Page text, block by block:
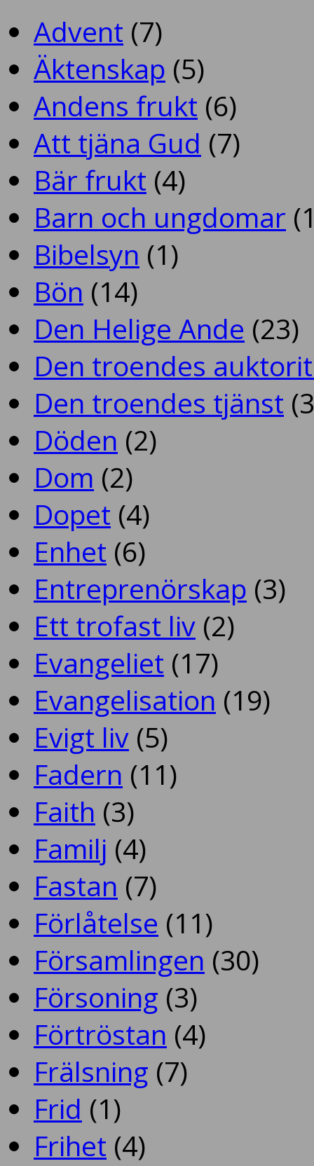
Advent (7)
Äktenskap (5)
Andens frukt (6)
Att tjäna Gud (7)
Bär frukt (4)
Barn och ungdomar
Bibelsyn (1)
Bön (14)
Den Helige Ande (23)
Den troendes
Den troendes tjänst
Döden (2)
Dom (2)
Dopet (4)
Enhet (6)
Entreprenörskap (3)
Ett trofast liv (2)
Evangeliet (17)
Evangelisation (19)
Evigt liv (5)
Fadern (11)
Faith (3)
Familj (4)
Fastan (7)
Förlåtelse (11)
Församlingen (30)
Försoning (3)
Förtröstan (4)
Frälsning (7)
Frid (1)
Frihet (4)